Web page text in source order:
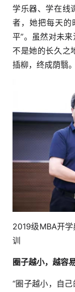
学乐器、学在线
者，她把每天的
平”。虽然对未
不是她的长久之
插柳，终成荫翳。
2019级MBA开
训
圈子越小，越容
“圈子越小，自